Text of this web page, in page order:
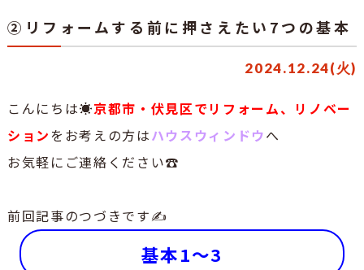
②リフォームする前に押さえたい7つの基本
2024.12.24(火)
こんにちは☀京都市・伏見区でリフォーム、リノベー
ションをお考えの方はハウスウィンドウへ
お気軽にご連絡ください☎
前回記事のつづきです✍
基本1～3